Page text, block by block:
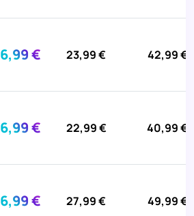
6,99 € 23,99 € 42,99 €
6,99 € 22,99 € 40,99 €
6,99 € 27,99 € 49,99 €